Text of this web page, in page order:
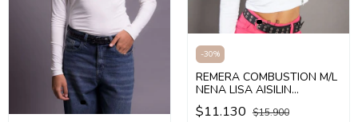
-30%
REMERA COMBUSTION M/L
NENA LISA AISILIN
(CB71541)
$11.130 $15.900